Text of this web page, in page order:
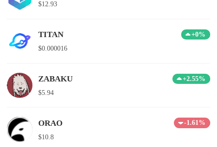
$12.93
TITAN
+0%
$0.000016
ZABAKU
+2.55%
$5.94
ORAO
-1.61%
$10.8